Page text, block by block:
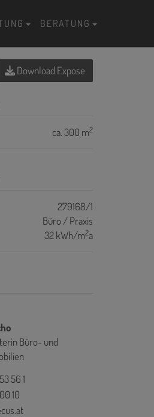
BERATUNG
Download Expose
ca. 300 m2
279168/1
Büro / Praxis
32 kWh/m2a
Büro- und
56 1
10